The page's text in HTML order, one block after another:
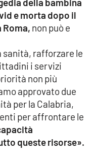
e morta dopo il
non può e
rafforzare le
i servizi
non più
approvato due
per la Calabria,
per affrontare le
queste risorse».